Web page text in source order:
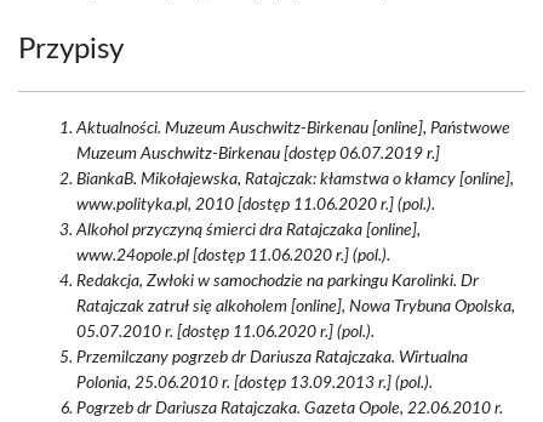
Przypisy
Aktualności. Muzeum Auschwitz-Birkenau [online], Państwowe
Muzeum Auschwitz-Birkenau [dostęp 06.07.2019 r.]
BiankaB. Mikołajewska, Ratajczak: kłamstwa o kłamcy [online],
www.polityka.pl, 2010 [dostęp 11.06.2020 r.] (pol.).
Alkohol przyczyną śmierci dra Ratajczaka [online],
www.24opole.pl [dostęp 11.06.2020 r.] (pol.).
Redakcja, Zwłoki w samochodzie na parkingu Karolinki. Dr
Ratajczak zatruł się alkoholem [online], Nowa Trybuna Opolska,
05.07.2010 r. [dostęp 11.06.2020 r.] (pol.).
Przemilczany pogrzeb dr Dariusza Ratajczaka. Wirtualna
Polonia, 25.06.2010 r. [dostęp 13.09.2013 r.] (pol.).
Pogrzeb dr Dariusza Ratajczaka. Gazeta Opole, 22.06.2010 r.